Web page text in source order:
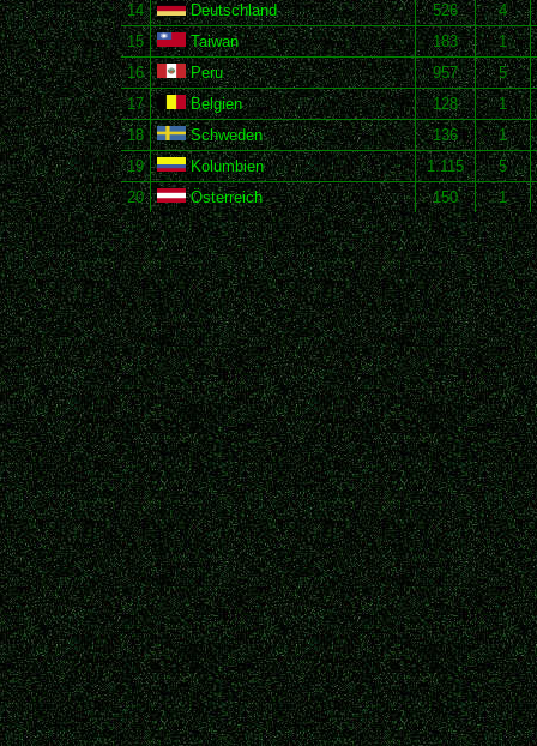
14
Deutschland 526
4
15
Taiwan 183
1
16
Peru 957
5
17
Belgien 128
1
18
Schweden 136
1
19
Kolumbien 1.115
5
20
Österreich 150 1